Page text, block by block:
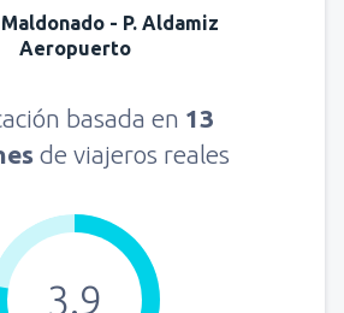
- P. Aldamiz
Aeropuerto
basada en 13
de viajeros reales
3.9